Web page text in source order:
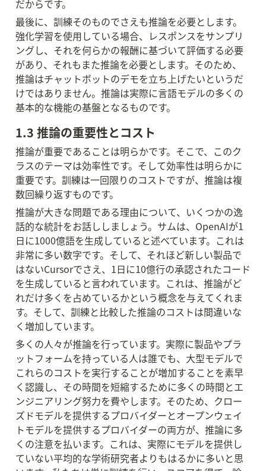
だからです。
最後に、訓練そのものでさえも推論を必要とします。
強化学習を使用している場合、レスポンスをサンプリ
ングし、それを何らかの報酬に基づいて評価する必要
があり、それもまた推論を必要とします。そのため、
推論はチャットボットのデモを立ち上げたいというだ
けではありません。推論は実際に言語モデルの多くの
基本的な機能の基盤となるものです。
1.3 推論の重要性とコスト
推論が重要であることは明らかです。そこで、このク
ラスのテーマは効率性です。そして効率性は明らかに
重要です。訓練は一回限りのコストですが、推論は複
数回繰り返すものです。
推論が大きな問題である理由について、いくつかの逸
話的な統計をお話ししましょう。サムは、OpenAIが1
日に1000億語を生成していると述べています。これは
非常に多い数字です。そして、それほど新しい製品で
はないCursorでさえ、1日に10億行の承認されたコード
を生成していると言われています。これは、推論がど
れだけ多くを占めているかという概念を与えてくれま
す。そして、訓練と比較した推論のコストは間違いな
く増加しています。
多くの人々が推論を行っています。実際に製品やプラ
ットフォームを持っている人は誰でも、大型モデルで
これらのコストを実行することが増加することを素早
く認識し、その時間を短縮するために多くの時間とエ
ンジニアリング努力を費やします。そのため、クロー
ズドモデルを提供するプロバイダーとオープンウェイ
トモデルを提供するプロバイダーの両方が、推論に多
くの注意を払います。これは、実際にモデルを提供し
ていない平均的な学術研究者よりもはるかに多いと思